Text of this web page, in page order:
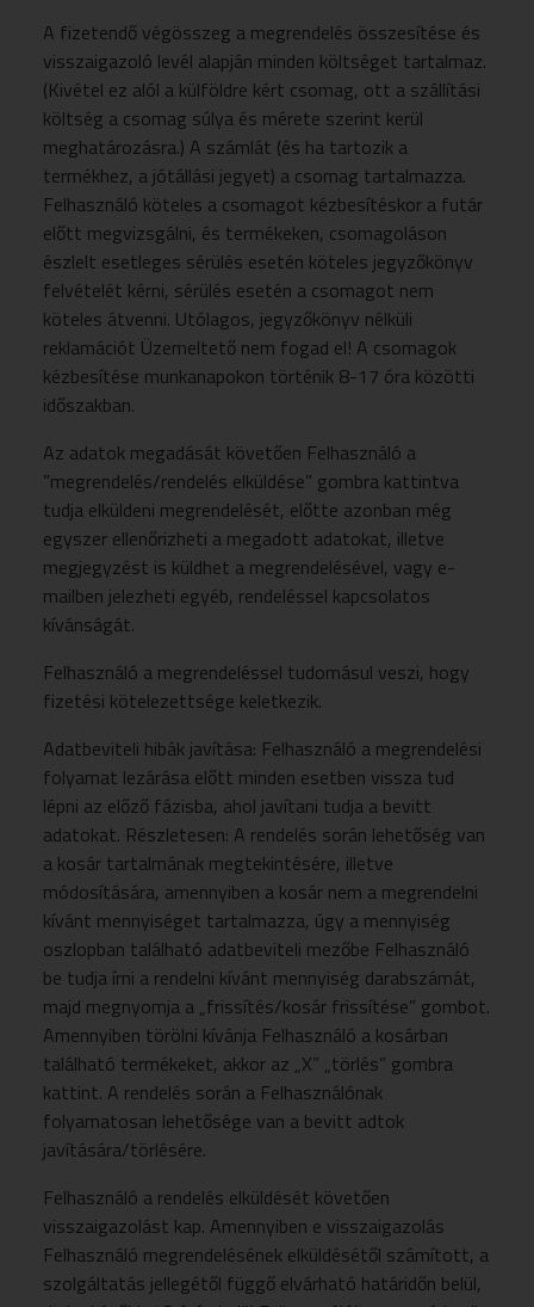
A fizetendő végösszeg a megrendelés összesítése és
visszaigazoló levél alapján minden költséget tartalmaz.
(Kivétel ez alól a külföldre kért csomag, ott a szállítási
költség a csomag súlya és mérete szerint kerül
meghatározásra.) A számlát (és ha tartozik a
termékhez, a jótállási jegyet) a csomag tartalmazza.
Felhasználó köteles a csomagot kézbesítéskor a futár
előtt megvizsgálni, és termékeken, csomagoláson
észlelt esetleges sérülés esetén köteles jegyzőkönyv
felvételét kérni, sérülés esetén a csomagot nem
köteles átvenni. Utólagos, jegyzőkönyv nélküli
reklamációt Üzemeltető nem fogad el! A csomagok
kézbesítése munkanapokon történik 8-17 óra közötti
időszakban.
Az adatok megadását követően Felhasználó a
”megrendelés/rendelés elküldése” gombra kattintva
tudja elküldeni megrendelését, előtte azonban még
egyszer ellenőrizheti a megadott adatokat, illetve
megjegyzést is küldhet a megrendelésével, vagy e-
mailben jelezheti egyéb, rendeléssel kapcsolatos
kívánságát.
Felhasználó a megrendeléssel tudomásul veszi, hogy
fizetési kötelezettsége keletkezik.
Adatbeviteli hibák javítása: Felhasználó a megrendelési
folyamat lezárása előtt minden esetben vissza tud
lépni az előző fázisba, ahol javítani tudja a bevitt
adatokat. Részletesen: A rendelés során lehetőség van
a kosár tartalmának megtekintésére, illetve
módosítására, amennyiben a kosár nem a megrendelni
kívánt mennyiséget tartalmazza, úgy a mennyiség
oszlopban található adatbeviteli mezőbe Felhasználó
be tudja írni a rendelni kívánt mennyiség darabszámát,
majd megnyomja a „frissítés/kosár frissítése” gombot.
Amennyiben törölni kívánja Felhasználó a kosárban
található termékeket, akkor az „X” „törlés” gombra
kattint. A rendelés során a Felhasználónak
folyamatosan lehetősége van a bevitt adtok
javítására/törlésére.
Felhasználó a rendelés elküldését követően
visszaigazolást kap. Amennyiben e visszaigazolás
Felhasználó megrendelésének elküldésétől számított, a
szolgáltatás jellegétől függő elvárható határidőn belül,